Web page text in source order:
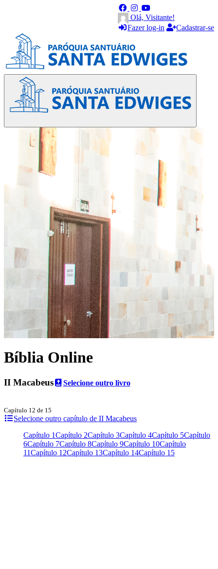
Olá, Visitante!
Fazer log-in
Cadastrar-se
Bíblia Online
II Macabeus Selecione outro livro
Capítulo 12 de 15
Selecione outro capítulo de II Macabeus
Capítulo 1Capítulo 2Capítulo 3Capítulo 4Capítulo 5Capítulo
6Capítulo 7Capítulo 8Capítulo 9Capítulo 10Capítulo
11Capítulo 12Capítulo 13Capítulo 14Capítulo 15